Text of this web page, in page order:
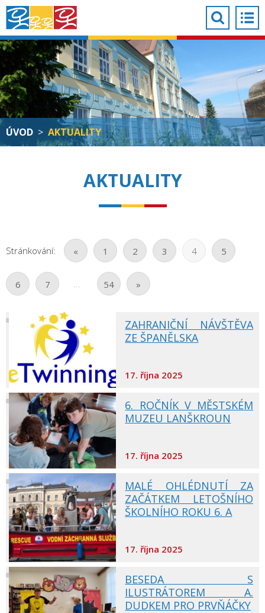
ÚVOD > AKTUALITY
AKTUALITY
Stránkování: « 1 2 3 4 5
6 7 ... 54 »
ZAHRANIČNÍ NÁVŠTĚVA
ZE ŠPANĚLSKA
17. října 2025
6. ROČNÍK V MĚSTSKÉM
MUZEU LANŠKROUN
17. října 2025
MALÉ OHLÉDNUTÍ ZA
ZAČÁTKEM LETOŠNÍHO
ŠKOLNÍHO ROKU 6. A
17. října 2025
BESEDA S
ILUSTRÁTOREM A.
DUDKEM PRO PRVŇÁČKY